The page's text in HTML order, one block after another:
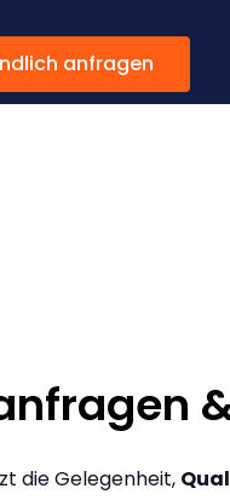
anfragen
die Gelegenheit,